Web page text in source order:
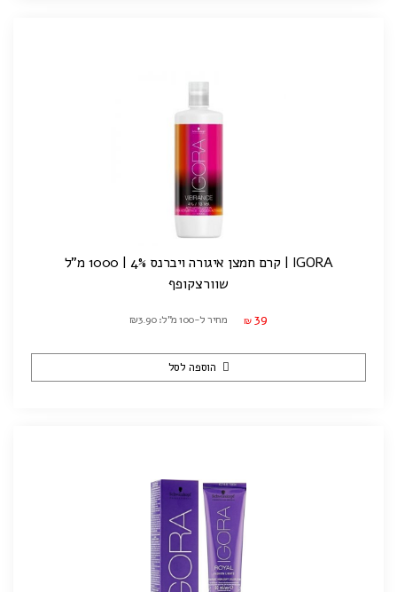
IGORA | קרם חמצן איגורה ויברנס 4% | 1000 מ"ל
שוורצקופף
₪ 39 מחיר ל-100 מ"ל: ₪3.90
הוספה לסל